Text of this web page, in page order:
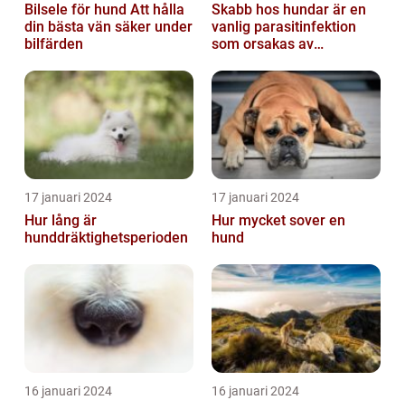
Bilsele för hund Att hålla
din bästa vän säker under
bilfärden
Skabb hos hundar är en
vanlig parasitinfektion
som orsakas av
scabiei
17 januari 2024
Hur lång är
hunddräktighetsperioden
17 januari 2024
Hur mycket sover en
hund
16 januari 2024 16 januari 2024